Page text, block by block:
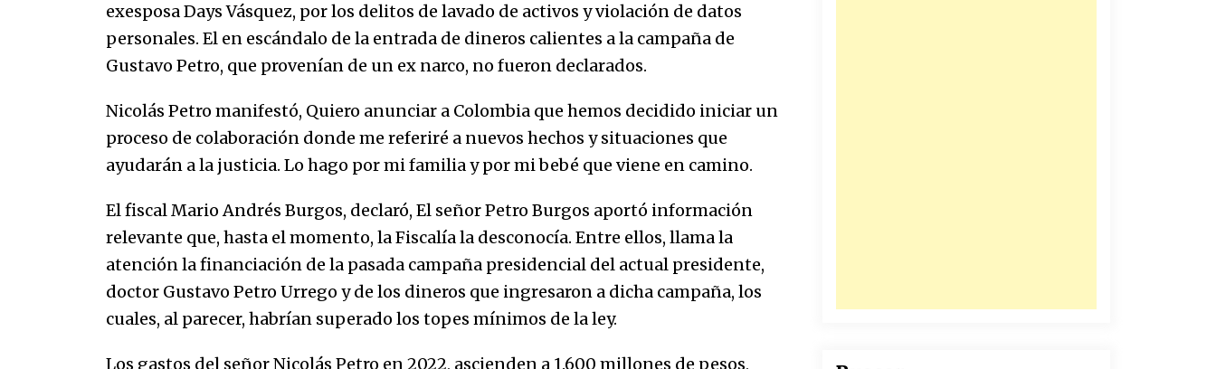
07/01/2026
04/01/2026
Que sea un hecho el decreto que
quita prima de servicios a
31/12/2025
El aumento del mínimo causa
31/12/2025
exesposa Days Vásquez, por los delitos de lavado de activos y violación de datos
personales. El en escándalo de la entrada de dineros calientes a la campaña de
Gustavo Petro, que provenían de un ex narco, no fueron declarados.
Nicolás Petro manifestó, Quiero anunciar a Colombia que hemos decidido iniciar un
proceso de colaboración donde me referiré a nuevos hechos y situaciones que
ayudarán a la justicia. Lo hago por mi familia y por mi bebé que viene en camino.
El fiscal Mario Andrés Burgos, declaró, El señor Petro Burgos aportó información
relevante que, hasta el momento, la Fiscalía la desconocía. Entre ellos, llama la
atención la financiación de la pasada campaña presidencial del actual presidente,
doctor Gustavo Petro Urrego y de los dineros que ingresaron a dicha campaña, los
cuales, al parecer, habrían superado los topes mínimos de la ley.
Los gastos del señor Nicolás Petro en 2022, ascienden a 1.600 millones de pesos,